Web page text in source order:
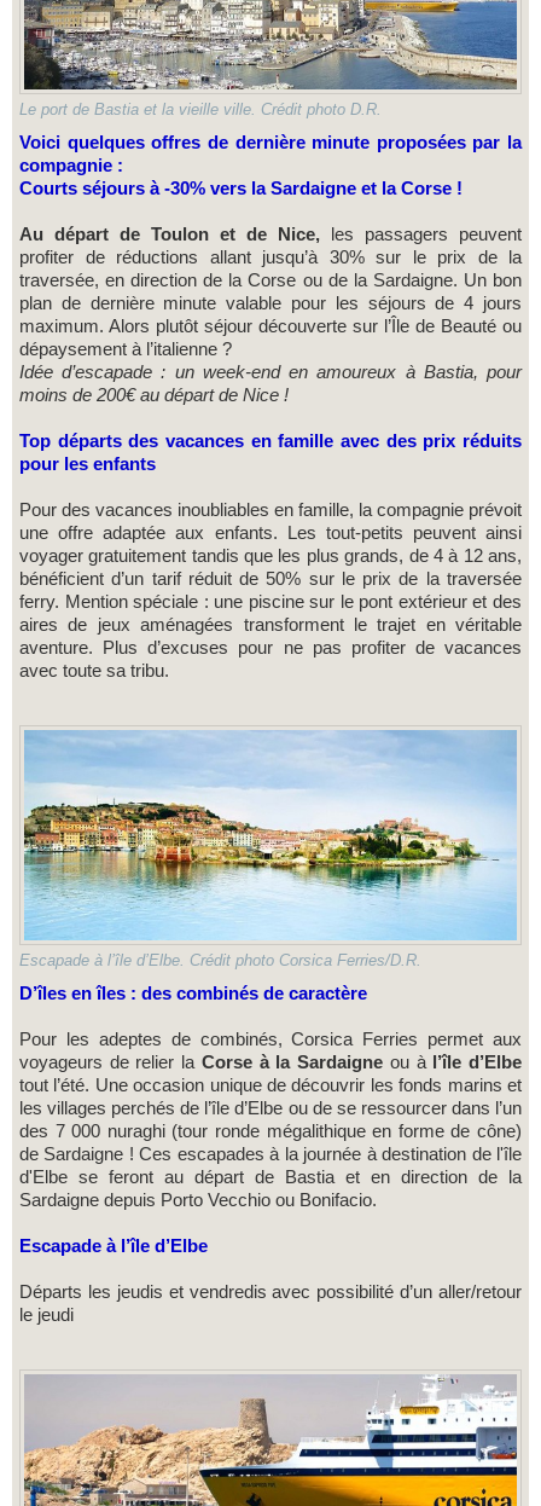
Le port de Bastia et la vieille ville. Crédit photo D.R.
Voici quelques offres de dernière minute proposées par la
compagnie :
Courts séjours à -30% vers la Sardaigne et la Corse !
Au départ de Toulon et de Nice, les passagers peuvent
profiter de réductions allant jusqu’à 30% sur le prix de la
traversée, en direction de la Corse ou de la Sardaigne. Un bon
plan de dernière minute valable pour les séjours de 4 jours
maximum. Alors plutôt séjour découverte sur l’Île de Beauté ou
dépaysement à l’italienne ?
Idée d’escapade : un week-end en amoureux à Bastia, pour
moins de 200€ au départ de Nice !
Top départs des vacances en famille avec des prix réduits
pour les enfants
Pour des vacances inoubliables en famille, la compagnie prévoit
une offre adaptée aux enfants. Les tout-petits peuvent ainsi
voyager gratuitement tandis que les plus grands, de 4 à 12 ans,
bénéficient d’un tarif réduit de 50% sur le prix de la traversée
ferry. Mention spéciale : une piscine sur le pont extérieur et des
aires de jeux aménagées transforment le trajet en véritable
aventure. Plus d’excuses pour ne pas profiter de vacances
avec toute sa tribu.
Escapade à l’île d’Elbe. Crédit photo Corsica Ferries/D.R.
D’îles en îles : des combinés de caractère
Pour les adeptes de combinés, Corsica Ferries permet aux
voyageurs de relier la Corse à la Sardaigne ou à l’île d’Elbe
tout l’été. Une occasion unique de découvrir les fonds marins et
les villages perchés de l’île d’Elbe ou de se ressourcer dans l’un
des 7 000 nuraghi (tour ronde mégalithique en forme de cône)
de Sardaigne ! Ces escapades à la journée à destination de l'île
d'Elbe se feront au départ de Bastia et en direction de la
Sardaigne depuis Porto Vecchio ou Bonifacio.
Escapade à l’île d’Elbe
Départs les jeudis et vendredis avec possibilité d’un aller/retour
le jeudi